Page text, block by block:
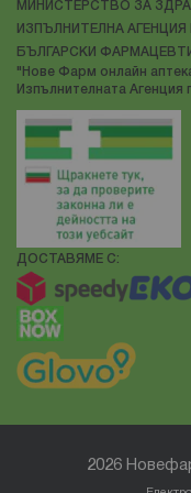
МИНИСТЕРСТВО ЗА
ИЗПЪЛНИТЕЛНА
БЪЛГАРСКИ
"Нове Фарм онлайн
Изпълнителната Агенция
ДОСТАВЯМЕ С:
2026